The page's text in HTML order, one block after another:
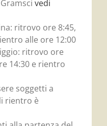
vedi
ritrovo ore 8:45,
alle ore 12:00
ritrovo ore
14:30 e rientro
soggetti a
rientro è